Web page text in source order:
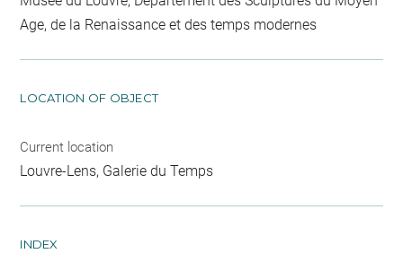
Age, de la Renaissance et des temps modernes
LOCATION OF OBJECT
Current location
Louvre-Lens, Galerie du Temps
INDEX